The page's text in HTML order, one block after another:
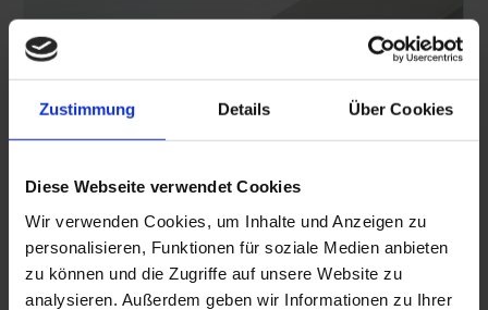
Zustimmung Details Über Cookies
Diese Webseite verwendet Cookies
Wir verwenden Cookies, um Inhalte und Anzeigen zu
personalisieren, Funktionen für soziale Medien anbieten
zu können und die Zugriffe auf unsere Website zu
analysieren. Außerdem geben wir Informationen zu Ihrer
WSL 50/15